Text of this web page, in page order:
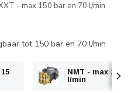
- max 150 bar en 70 l/min
tot 150 bar en 70 l/min
NMT - max 200
l/min